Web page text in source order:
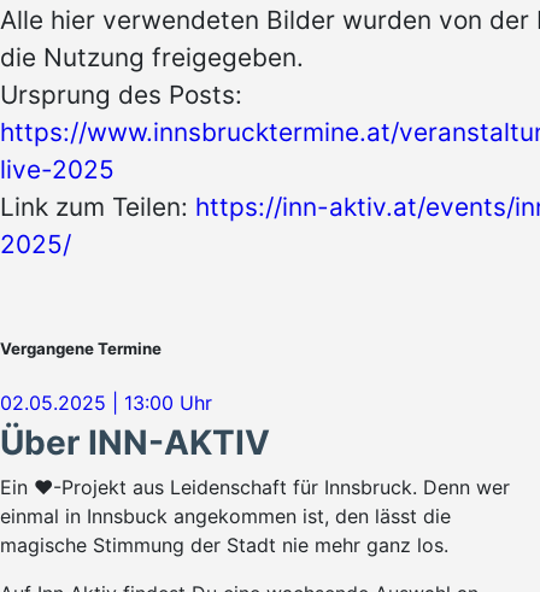
Alle hier verwendeten Bilder wurden von
die Nutzung freigegeben.
Ursprung des Posts:
https://www.innsbrucktermine.at/
live-2025
Link zum Teilen: https://inn-aktiv.at/events/
2025/
Vergangene Termine
02.05.2025 | 13:00 Uhr
Über INN-AKTIV
Ein ♥-Projekt aus Leidenschaft für Innsbruck. Denn wer
einmal in Innsbuck angekommen ist, den lässt die
magische Stimmung der Stadt nie mehr ganz los.